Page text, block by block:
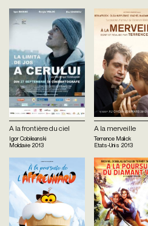
A la frontière du ciel
Igor Cobileanski
Moldavie 2013
A la merveille
Terrence Malick
Etats-Unis 2013